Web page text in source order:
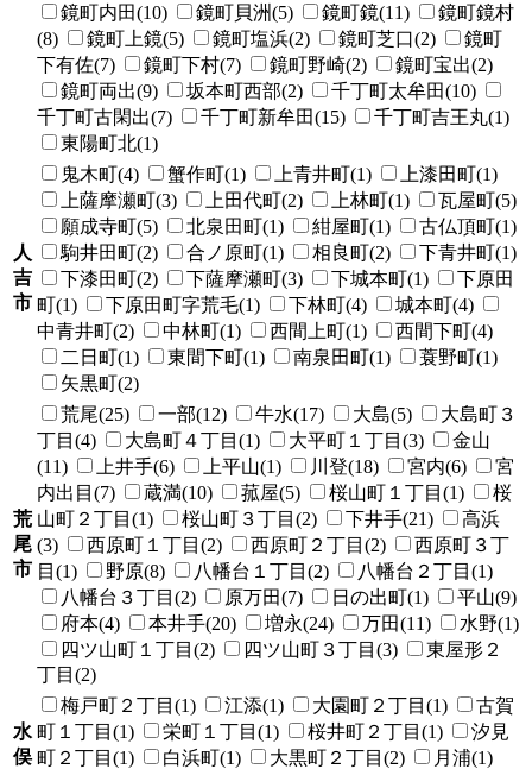
鏡町内田(10)
鏡町貝洲(5) 鏡町鏡(11)
鏡町鏡村
(8)
鏡町上鏡(5) 鏡町塩浜(2) 鏡町芝口(2)
鏡町
下有佐(7)
鏡町下村(7) 鏡町野崎(2)
鏡町宝出(2)
鏡町両出(9)
坂本町西部(2)
千丁町太牟田(10)
千丁町古閑出(7)
千丁町新牟田(15)
千丁町吉王丸(1)
東陽町北(1)
人
吉
市
鬼木町(4) 蟹作町(1) 上青井町(1)
上漆田町(1)
上薩摩瀬町(3)
上田代町(2) 上林町(1)
瓦屋町(5)
願成寺町(5)
北泉田町(1) 紺屋町(1)
古仏頂町(1)
駒井田町(2)
合ノ原町(1) 相良町(2)
下青井町(1)
下漆田町(2)
下薩摩瀬町(3) 下城本町(1)
下原田
町(1)
下原田町字荒毛(1) 下林町(4)
城本町(4)
中青井町(2)
中林町(1) 西間上町(1)
西間下町(4)
二日町(1)
東間下町(1) 南泉田町(1)
蓑野町(1)
矢黒町(2)
荒
尾
市
荒尾(25) 一部(12) 牛水(17) 大島(5)
大島町３
丁目(4)
大島町４丁目(1) 大平町１丁目(3)
金山
(11)
上井手(6) 上平山(1) 川登(18) 宮内(6)
宮
内出目(7)
蔵満(10) 菰屋(5) 桜山町１丁目(1)
桜
山町２丁目(1)
桜山町３丁目(2) 下井手(21)
高浜
(3)
西原町１丁目(2) 西原町２丁目(2)
西原町３丁
目(1)
野原(8) 八幡台１丁目(2)
八幡台２丁目(1)
八幡台３丁目(2)
原万田(7) 日の出町(1)
平山(9)
府本(4)
本井手(20) 増永(24) 万田(11)
水野(1)
四ツ山町１丁目(2)
四ツ山町３丁目(3)
東屋形２
丁目(2)
水
俣
梅戸町２丁目(1) 江添(1) 大園町２丁目(1)
古賀
町１丁目(1)
栄町１丁目(1) 桜井町２丁目(1)
汐見
町２丁目(1)
白浜町(1) 大黒町２丁目(2)
月浦(1)